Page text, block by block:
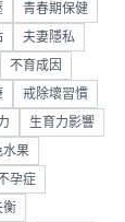
青春期保健
夫妻隱私
不育成因
戒除壞習慣
生育力影響
水果
孕症
衡